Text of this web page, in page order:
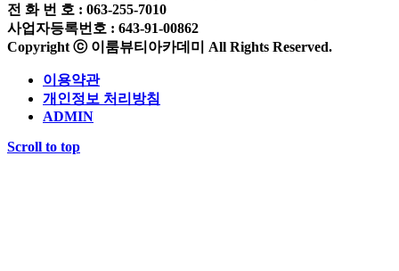
전 화 번 호 : 063-255-7010
사업자등록번호 : 643-91-00862
Copyright ⓒ 이룸뷰티아카데미 All Rights Reserved.
이용약관
개인정보 처리방침
ADMIN
Scroll to top